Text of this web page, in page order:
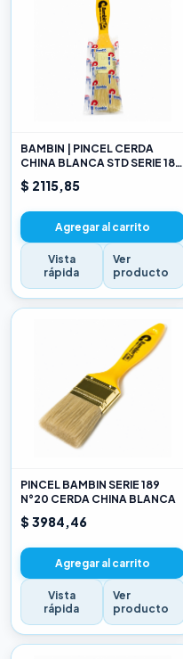
BAMBIN | PINCEL CERDA
CHINA BLANCA STD SERIE 189
10
$ 2115,85
Agregar al carrito
Vista
rápida
Ver
producto
PINCEL BAMBIN SERIE 189
N°20 CERDA CHINA BLANCA
$ 3984,46
Agregar al carrito
Vista
rápida
Ver
producto